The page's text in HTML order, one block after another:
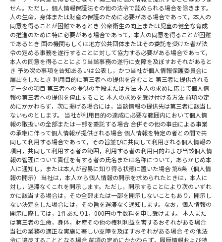
せん。ただし，個人情報保護法その他の法令で認められる場合を除きます。
人の生命，身体または財産の保護のために必要がある場合であって，本人の
同意を得ることが困難であるとき 公衆衛生の向上または児童の健全な育成
の推進のために特に必要がある場合であって，本人の同意を得ることが困難
であるとき 国の機関もしくは地方公共団体またはその委託を受けた者が法
令の定める事務を遂行することに対して協力する必要がある場合であって，
本人の同意を得ることにより当該事務の遂行に支障を及ぼすおそれがあると
き 予め次の事項を告知あるいは公表し，かつ当社が個人情報保護委員会に
届出をしたとき 利用目的に第三者への提供を含むこと 第三者に提供される
データの項目 第三者への提供の手段または方法 本人の求めに応じて個人情
報の第三者への提供を停止すること 本人の求めを受け付ける方法 前項の定
めにかかわらず，次に掲げる場合には，当該情報の提供先は第三者に該当し
ないものとします。 当社が利用目的の達成に必要な範囲内において個人情
報の取扱いの全部または一部を委託する場合 合併その他の事由による事業
の承継に伴って個人情報が提供される場合 個人情報を特定の者との間で共
同して利用する場合であって，その旨並びに共同して利用される個人情報の
項目，共同して利用する者の範囲，利用する者の利用目的および当該個人情
報の管理について責任を有する者の氏名または名称について，あらかじめ本
人に通知し，または本人が容易に知り得る状態に置いた場合 第6条（個人情
報の開示） 当社は，本人から個人情報の開示を求められたときは，本人に
対し，遅滞なくこれを開示します。ただし，開示することにより次のいずれ
かに該当する場合は，その全部または一部を開示しないこともあり，開示し
ない決定をした場合には，その旨を遅滞なく通知します。なお，個人情報の
開示に際しては，1件あたり1，000円の手数料を申し受けます。 本人また
は第三者の生命，身体，財産その他の権利利益を害するおそれがある場合
当社の業務の適正な実施に著しい支障を及ぼすおそれがある場合 その他法
令に違反することとなる場合 前項の定めにかかわらず，履歴情報および特